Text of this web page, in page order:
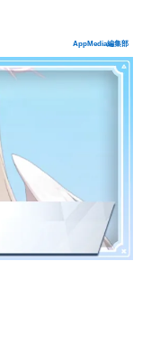
AppMedia編集部